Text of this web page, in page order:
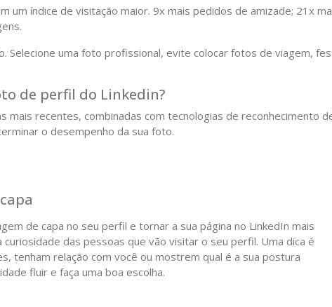
um índice de visitação maior. 9x mais pedidos de amizade; 21x
Selecione uma foto profissional, evite colocar fotos de viagem,
de perfil do Linkedin?
mais recentes, combinadas com tecnologias de reconhecimento
o desempenho da sua foto.
de capa no seu perfil e tornar a sua página no LinkedIn mais
das pessoas que vão visitar o seu perfil. Uma dica é
tenham relação com você ou mostrem qual é a sua postura
fluir e faça uma boa escolha.